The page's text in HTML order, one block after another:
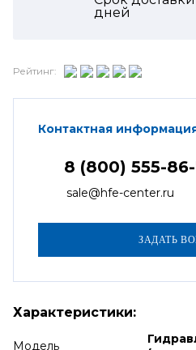
дней
Рейтинг:
Контактная
8 (800) 555-
sale@hfe-center.ru
Характеристики:
Модель